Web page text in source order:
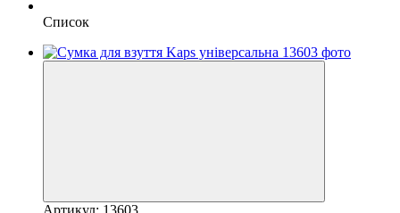
Список
Артикул: 13603